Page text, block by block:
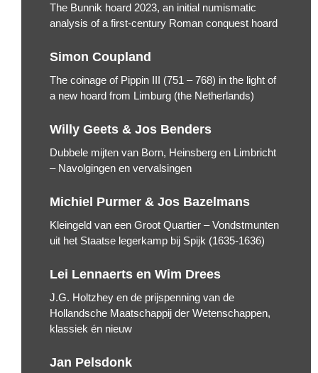
The Bunnik hoard 2023, an initial numismatic
analysis of a first-century Roman conquest hoard
Simon Coupland
The coinage of Pippin III (751 – 768) in the light of
a new hoard from Limburg (the Netherlands)
Willy Geets & Jos Benders
Dubbele mijten van Born, Heinsberg en Limbricht
– Navolgingen en vervalsingen
Michiel Purmer & Jos Bazelmans
Kleingeld van een Groot Quartier – Vondstmunten
uit het Staatse legerkamp bij Spijk (1635-1636)
Lei Lennaerts en Wim Drees
J.G. Holtzhey en de prijspenning van de
Hollandsche Maatschappij der Wetenschappen,
klassiek én nieuw
Jan Pelsdonk